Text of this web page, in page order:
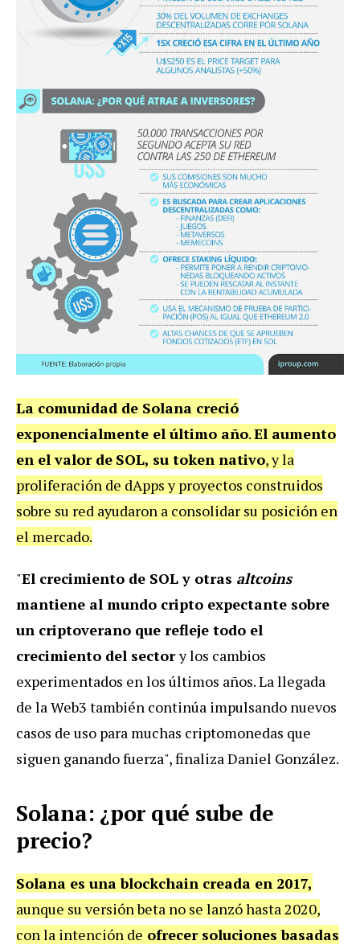
La comunidad de Solana creció
exponencialmente el último año.El aumento
en el valor de SOL, su token nativo, y la
proliferación de dApps y proyectos construidos
sobre su red ayudaron a consolidar su posición en
el mercado.
"El crecimiento de SOL y otras altcoins
mantiene al mundo cripto expectante sobre
un criptoverano que refleje todo el
crecimiento del sectory los cambios
experimentados en los últimos años. La llegada
de la Web3 también continúa impulsando nuevos
casos de uso para muchas criptomonedas que
siguen ganando fuerza", finaliza Daniel González.
Solana: ¿por qué sube de
precio?
Solana es una blockchain creada en 2017,
aunque su versión beta no se lanzó hasta 2020,
con la intención de ofrecer soluciones basadas